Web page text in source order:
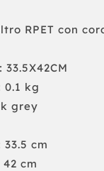
RPET con
0.1 kg
grey
33.5 cm
cm